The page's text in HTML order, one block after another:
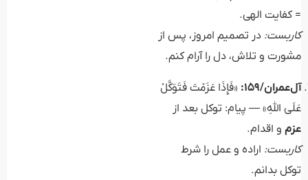
= کفایت الهی.
کاربست: در تصمیم امروز، پس از
مشورت و تلاش، دل را آرام کنم.
آل‌عمران/۱۵۹:
«فَإِذَا عَزَمْتَ فَتَوَكَّلْ
عَلَى اللَّهِ» — پیام: توکل بعد از
عزم و اقدام.
کاربست: اراده و عمل را شرط
توکل بدانم.